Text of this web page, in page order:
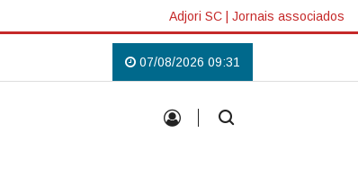
Adjori SC | Jornais associados
Padre Pablo inicia missão em Anita Garibaldi e destaca
07/08/2026 09:31